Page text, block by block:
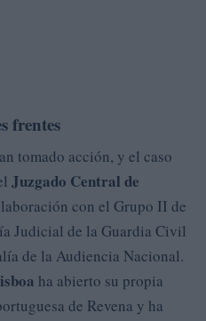
frentes
tomado acción, y el caso
Juzgado Central de
con el Grupo II de
Judicial de la Guardia Civil
de la Audiencia Nacional.
ha abierto su propia
de Revena y ha